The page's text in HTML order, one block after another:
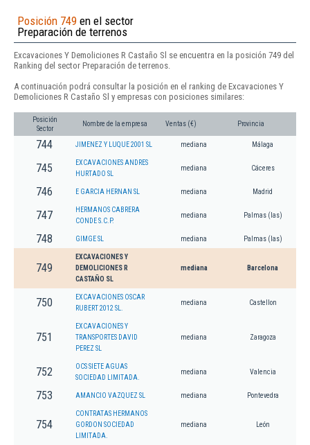
Posición 749 en el sector
Preparación de terrenos
Excavaciones Y Demoliciones R Castaño Sl se encuentra en la posición 749 del
Ranking del sector Preparación de terrenos.
A continuación podrá consultar la posición en el ranking de Excavaciones Y
Demoliciones R Castaño Sl y empresas con posiciones similares:
Posición
Sector
Nombre de la empresa Ventas (€) Provincia
744 JIMENEZ Y LUQUE 2001 SL mediana Málaga
745
EXCAVACIONES ANDRES
HURTADO SL
mediana Cáceres
746 E GARCIA HERNAN SL mediana Madrid
747
HERMANOS CABRERA
CONDE S.C.P.
mediana Palmas (las)
748 GIMGE SL mediana Palmas (las)
749
EXCAVACIONES Y
DEMOLICIONES R
CASTAÑO SL
mediana Barcelona
750
EXCAVACIONES OSCAR
RUBERT 2012 SL.
mediana Castellon
751
EXCAVACIONES Y
TRANSPORTES DAVID
PEREZ SL
mediana Zaragoza
752
OCS SIETE AGUAS
SOCIEDAD LIMITADA.
mediana Valencia
753 AMANCIO VAZQUEZ SL mediana Pontevedra
754
CONTRATAS HERMANOS
GORDON SOCIEDAD
LIMITADA.
mediana León